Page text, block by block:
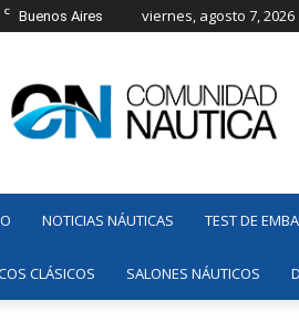
C Buenos Aires viernes, agosto 7, 2026
Náutica
NOTICIAS NÁUTICAS TEST DE
CLÁSICOS SALONES NÁUTICOS